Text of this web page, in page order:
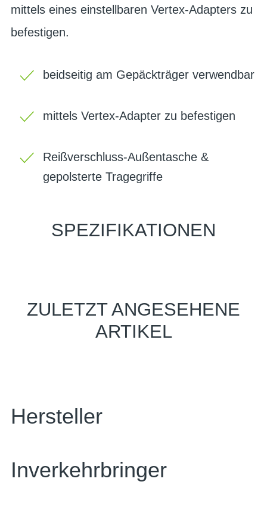
mittels eines einstellbaren Vertex-Adapters zu
befestigen.
beidseitig am Gepäckträger verwendbar
mittels Vertex-Adapter zu befestigen
Reißverschluss-Außentasche &
gepolsterte Tragegriffe
SPEZIFIKATIONEN
ZULETZT ANGESEHENE
ARTIKEL
Hersteller
Inverkehrbringer